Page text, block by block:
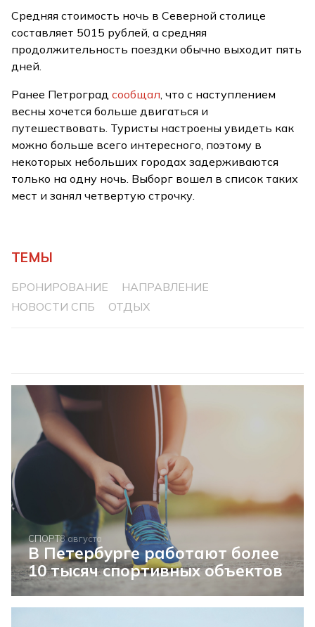
Средняя стоимость ночь в Северной столице
составляет 5015 рублей, а средняя
продолжительность поездки обычно выходит пять
дней.
Ранее Петроградсообщал , что с наступлением
весны хочется больше двигаться и
путешествовать. Туристы настроены увидеть как
можно больше всего интересного, поэтому в
некоторых небольших городах задерживаются
только на одну ночь. Выборг вошел в список таких
мест и занял четвертую строчку.
ТЕМЫ
БРОНИРОВАНИЕ
НАПРАВЛЕНИЕ
НОВОСТИ СПБ
ОТДЫХ
СПОРТ8 августа
В Петербурге работают более
10 тысяч спортивных объектов